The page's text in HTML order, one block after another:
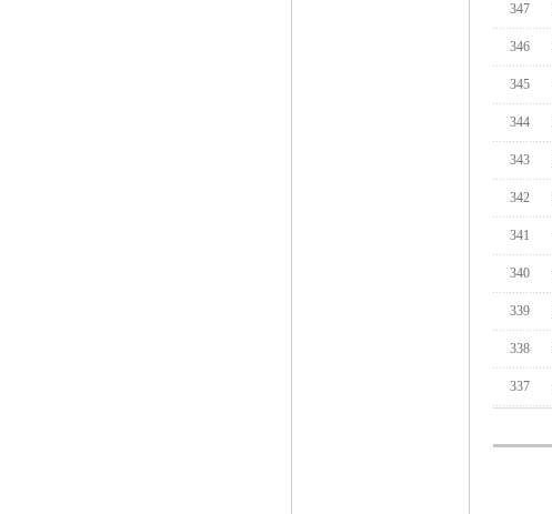
347
346
345
344
343
342
341
340
339
338
337